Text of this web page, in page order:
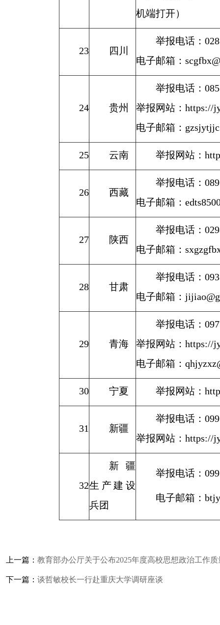
机端打开）
23 四川
举报电话：
电子邮箱：
24 贵州
举报电话：
举报网站：https://
电子邮箱：
25 云南 举报网站：
26 西藏
举报电话：
电子邮箱：
27 陕西
举报电话：
电子邮箱：
28 甘肃
举报电话：
电子邮箱：
29 青海
举报电话：
举报网站：https://
电子邮箱：
30 宁夏 举报网站：
31 新疆
举报电话：
举报网站：https://
32
新疆
生产建设
兵团
举报电话：
电子邮箱：
上一篇： 教育部办公厅关于公布2025年度高校思想政治工作
下一篇： 谈哲敏校长一行赴重庆大学调研座谈